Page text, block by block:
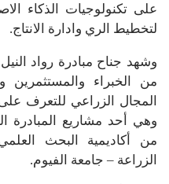
على تكنولوجيات الذكاء
لتخطيط الري وادارة الانتاج.
وشهد جناح مبادرة رواد
من الخبراء
المجال الزراعي للتعرف
وهي أحد مشاريع المبادرة
من أكاديمية البحث
الزراعة – جامعة الفيوم.